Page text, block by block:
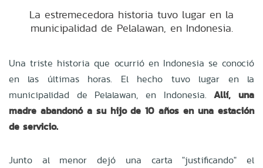
La estremecedora historia tuvo lugar en la
municipalidad de Pelalawan, en Indonesia.
Una triste historia que ocurrió en Indonesia se conoció
en las últimas horas. El hecho tuvo lugar en la
municipalidad de Pelalawan, en Indonesia.Allí, una
madre abandonó a su hijo de 10 años en una estación
de servicio.
Junto al menor dejó una carta "justificando" el